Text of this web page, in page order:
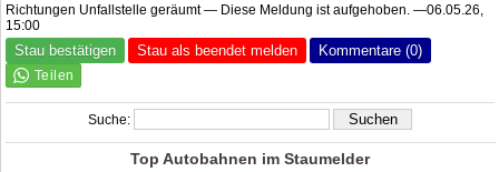
Richtungen Unfallstelle geräumt — Diese Meldung ist aufgehoben. —06.05.26,
15:00
Stau bestätigen Stau als beendet melden Kommentare (0)
Suche:
Top Autobahnen im Staumelder